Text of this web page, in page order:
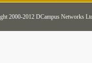
2000-2012 DCampus Networks